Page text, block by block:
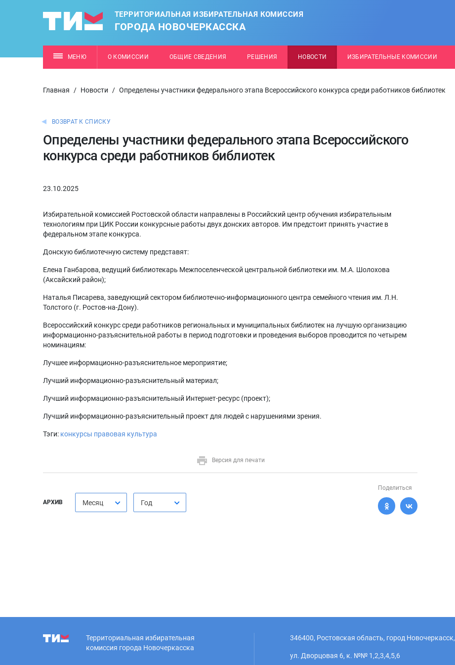
ТЕРРИТОРИАЛЬНАЯ ИЗБИРАТЕЛЬНАЯ КОМИССИЯ
ГОРОДА НОВОЧЕРКАССКА
МЕНЮ О КОМИССИИ ОБЩИЕ СВЕДЕНИЯ РЕШЕНИЯ НОВОСТИ ИЗБИРАТЕЛЬНЫЕ КОМИССИИ
Главная / Новости / Определены участники федерального этапа Всероссийского конкурса среди работников библиотек
ВОЗВРАТ К СПИСКУ
Определены участники федерального этапа Всероссийского
конкурса среди работников библиотек
23.10.2025
Избирательной комиссией Ростовской области направлены в Российский центр обучения избирательным
технологиям при ЦИК России конкурсные работы двух донских авторов. Им предстоит принять участие в
федеральном этапе конкурса.
Донскую библиотечную систему представят:
Елена Ганбарова, ведущий библиотекарь Межпоселенческой центральной библиотеки им. М.А. Шолохова
(Аксайский район);
Наталья Писарева, заведующий сектором библиотечно-информационного центра семейного чтения им. Л.Н.
Толстого (г. Ростов-на-Дону).
Всероссийский конкурс среди работников региональных и муниципальных библиотек на лучшую организацию
информационно-разъяснительной работы в период подготовки и проведения выборов проводится по четырем
номинациям:
Лучшее информационно-разъяснительное мероприятие;
Лучший информационно-разъяснительный материал;
Лучший информационно-разъяснительный Интернет-ресурс (проект);
Лучший информационно-разъяснительный проект для людей с нарушениями зрения.
Тэги: конкурсы правовая культура
Версия для печати
АРХИВ Месяц Год
Поделиться
Территориальная избирательная
комиссия города Новочеркасска
346400, Ростовская область, город Новочеркасск,
ул. Дворцовая 6, к. №№ 1,2,3,4,5,6